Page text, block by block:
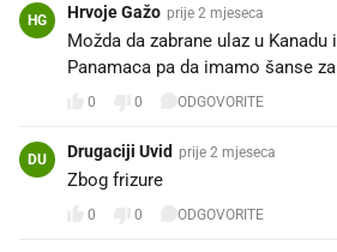
HG Hrvoje Gažo prije 2 mjeseca
Možda da zabrane ulaz u
Panamaca pa da imamo šanse
0 0 ODGOVORITE
DU Drugaciji Uvid prije 2 mjeseca
Zbog frizure
0 0 ODGOVORITE